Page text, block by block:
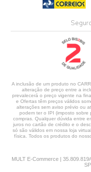
A inclusão de um produto no
alteração de preço entre a
prevalecerá o preço vigente na
e Ofertas têm preços válidos
alterações sem aviso prévio ou
podem ter o IPI (imposto sobre
compras. Qualquer dúvida entre
juros no cartão de crédito e o
só são válidos em nossa loja
física. Todos os produtos do
MULT E-Commerce |